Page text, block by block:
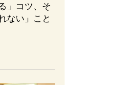
」コツ、そ
ない」こと